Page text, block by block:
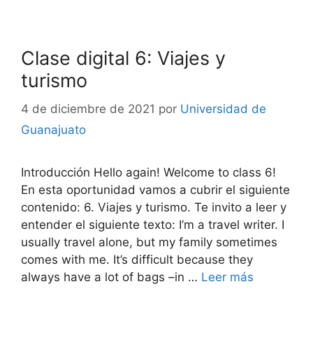
Clase digital 6: Viajes y
turismo
4 de diciembre de 2021 por Universidad de
Guanajuato
Introducción Hello again! Welcome to class 6!
En esta oportunidad vamos a cubrir el siguiente
contenido: 6. Viajes y turismo. Te invito a leer y
entender el siguiente texto: I’m a travel writer. I
usually travel alone, but my family sometimes
comes with me. It’s difficult because they
always have a lot of bags –in … Leer más